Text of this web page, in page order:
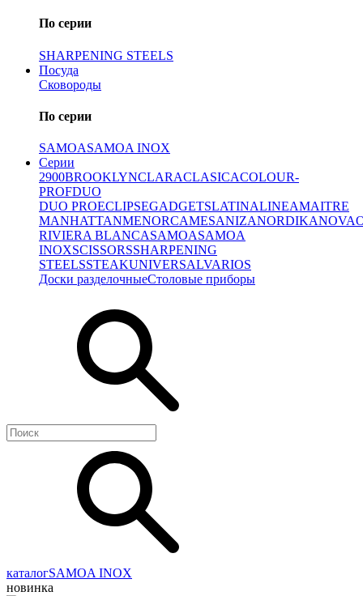
По серии
SHARPENING STEELS
Посуда
Сковороды
По серии
SAMOASAMOA INOX
Серии
2900BROOKLYNCLARACLASICACOLOUR-
PROFDUO
DUO PROECLIPSEGADGETSLATINALINEAMAITRE
MANHATTANMENORCAMESANIZANORDIKANOVA
RIVIERA BLANCASAMOASAMOA
INOXSCISSORSSHARPENING
STEELSSTEAKUNIVERSALVARIOS
Доски разделочныеСтоловые приборы
каталогSAMOA INOX
новинка